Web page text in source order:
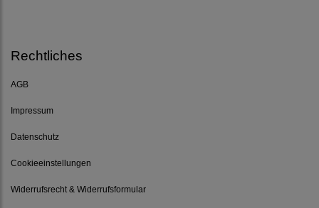
Rechtliches
AGB
Impressum
Datenschutz
Cookieeinstellungen
Widerrufsrecht & Widerrufsformular